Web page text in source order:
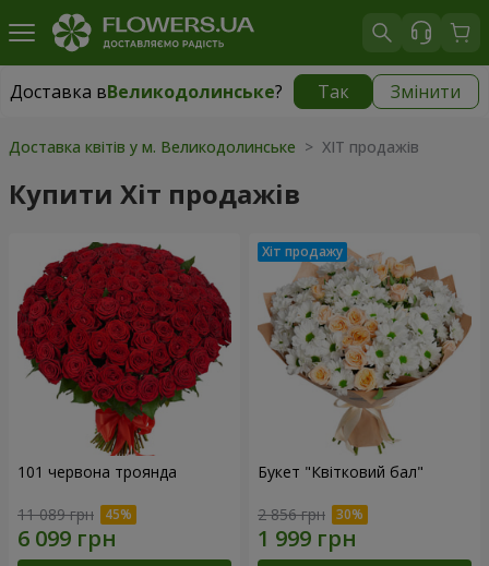
Доставка вВеликодолинське? Так Змінити
Доставка вВеликодолинське|безкоштовно
Доставка квітів у м. Великодолинське > ХІТ продажів
Купити Хіт продажів
101 червона троянда
11 089 грн
Букет "Квітковий бал"
2 856 грн